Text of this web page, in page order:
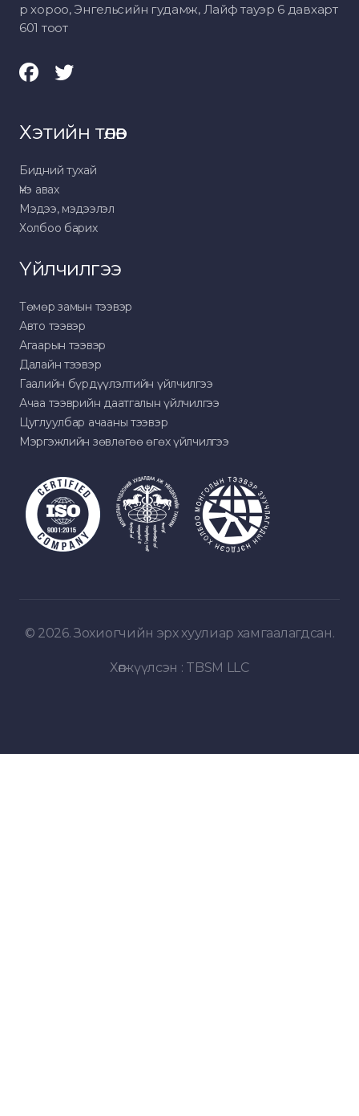
р хороо, Энгельсийн гудамж, Лайф тауэр 6 давхарт
601 тоот
Хэтийн төлөв
Бидний тухай
Үнэ авах
Мэдээ, мэдээлэл
Холбоо барих
Үйлчилгээ
Төмөр замын тээвэр
Авто тээвэр
Агаарын тээвэр
Далайн тээвэр
Гаалийн бүрдүүлэлтийн үйлчилгээ
Ачаа тээврийн даатгалын үйлчилгээ
Цуглуулбар ачааны тээвэр
Мэргэжлийн зөвлөгөө өгөх үйлчилгээ
© 2026. Зохиогчийн эрх хуулиар хамгаалагдсан.
Хөгжүүлсэн : TBSM LLC